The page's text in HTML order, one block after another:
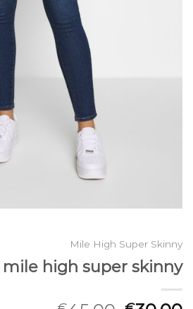
Mile High Super Skinny
mile high super skinny